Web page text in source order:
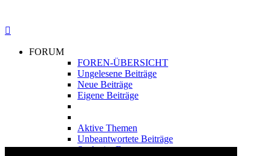
FORUM
FOREN-ÜBERSICHT
Ungelesene Beiträge
Neue Beiträge
Eigene Beiträge
Aktive Themen
Unbeantwortete Beiträge
Suche im Forum